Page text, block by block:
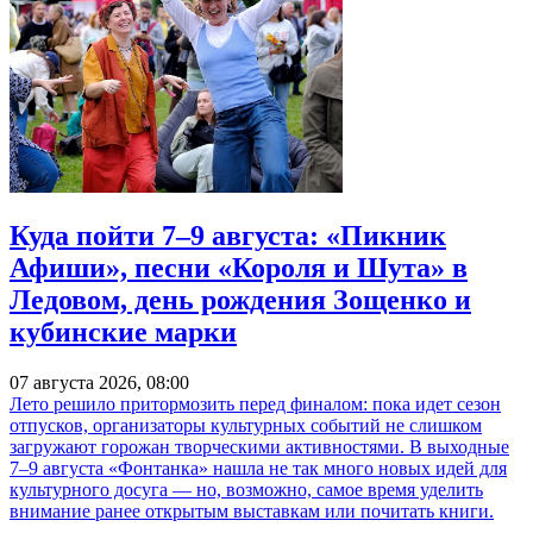
Куда пойти 7–9 августа: «Пикник
Афиши», песни «Короля и Шута» в
Ледовом, день рождения Зощенко и
кубинские марки
07 августа 2026, 08:00
Лето решило притормозить перед финалом: пока идет сезон
отпусков, организаторы культурных событий не слишком
загружают горожан творческими активностями. В выходные
7–9 августа «Фонтанка» нашла не так много новых идей для
культурного досуга — но, возможно, самое время уделить
внимание ранее открытым выставкам или почитать книги.